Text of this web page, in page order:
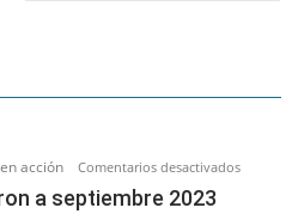
acción Comentarios desactivadosen
a septiembre 2023